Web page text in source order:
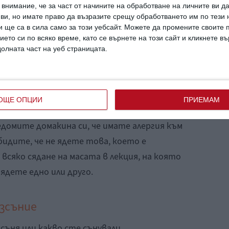
че за част от начините на обработване на личните ви
ви, но имате право да възразите срещу обработването им по тези
ще са в сила само за този уебсайт. Можете да промените своите
си по всяко време, като се върнете на този сайт и кликнете
част на уеб страницата.
ОПЦИИ ПРИЕМАМ
колко лошо сте спали или да обсъждате
нормално. Но са червен флаг за
диета
въпрос.
домакина си, че имате алергия към
че не ядете това, което е
сядане на масата в лекция, на която
едно или друго.